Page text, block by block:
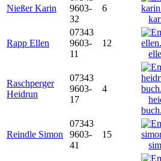
Nießer Karin
9603-
32
6
Rapp Ellen
07343
9603-
11
12
Raschperger
Heidrun
07343
9603-
17
4
Reindle Simon
07343
9603-
41
15